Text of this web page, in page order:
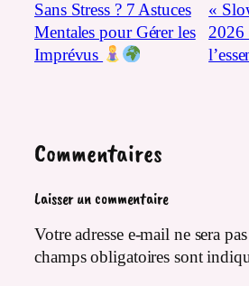
Sans Stress ? 7 Astuces
Mentales pour Gérer les
Imprévus
«
2026
Commentaires
Laisser un commentaire
Votre adresse e-mail ne sera
champs obligatoires sont